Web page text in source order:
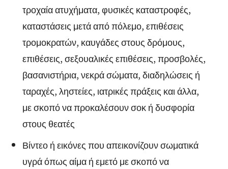
τροχαία ατυχήματα, φυσικές καταστροφές,
καταστάσεις μετά από πόλεμο, επιθέσεις
τρομοκρατών, καυγάδες στους δρόμους,
επιθέσεις, σεξουαλικές επιθέσεις, προσβολές,
βασανιστήρια, νεκρά σώματα, διαδηλώσεις ή
ταραχές, ληστείες, ιατρικές πράξεις και άλλα,
με σκοπό να προκαλέσουν σοκ ή δυσφορία
στους θεατές
Βίντεο ή εικόνες που απεικονίζουν σωματικά
υγρά όπως αίμα ή εμετό με σκοπό να